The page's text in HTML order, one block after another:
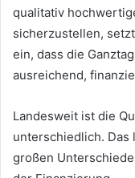
qualitativ
sicherzustellen,
ein, dass die
ausreichend,
Landesweit ist die
unterschiedlich. Das
großen